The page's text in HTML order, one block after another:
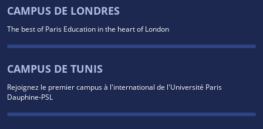
CAMPUS DE LONDRES
The best of Paris Education in the heart of London
CAMPUS DE TUNIS
Rejoignez le premier campus à l'international de l'Université Paris
Dauphine-PSL